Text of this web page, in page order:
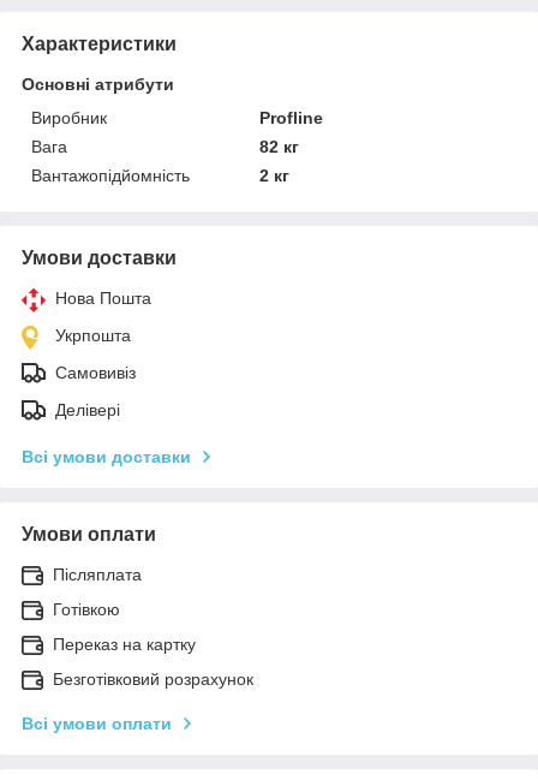
Характеристики
Основні атрибути
Виробник
Profline
Вага
82 кг
Вантажопідйомність
2 кг
Умови доставки
Нова Пошта
Укрпошта
Самовивіз
Делівері
Всі умови доставки
Умови оплати
Післяплата
Готівкою
Переказ на картку
Безготівковий розрахунок
Всі умови оплати